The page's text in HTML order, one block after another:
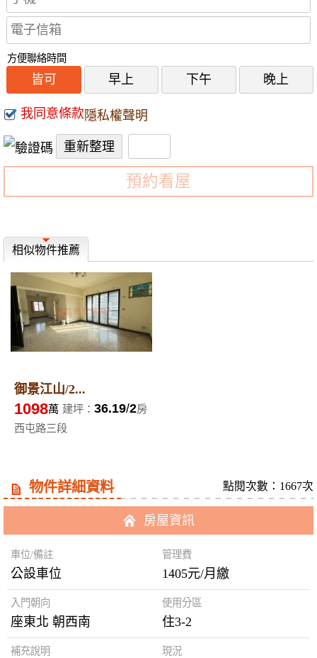
方便聯絡時間
皆可 早上 下午 晚上
我同意條款隱私權聲明
預約看屋
相似物件推薦
御景江山/2...
1098萬 建坪： 36.19 2房
西屯路三段
物件詳細資料 點閱次數：1667次
房屋資訊
車位/備註
公設車位
管理費
1405元/月繳
入門朝向
座東北 朝西南
使用分區
住3-2
補充說明 現況